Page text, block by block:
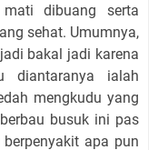
dibuang serta
sehat. Umumnya,
bakal jadi karena
diantaranya ialah
mengkudu yang
busuk ini pas
apa pun